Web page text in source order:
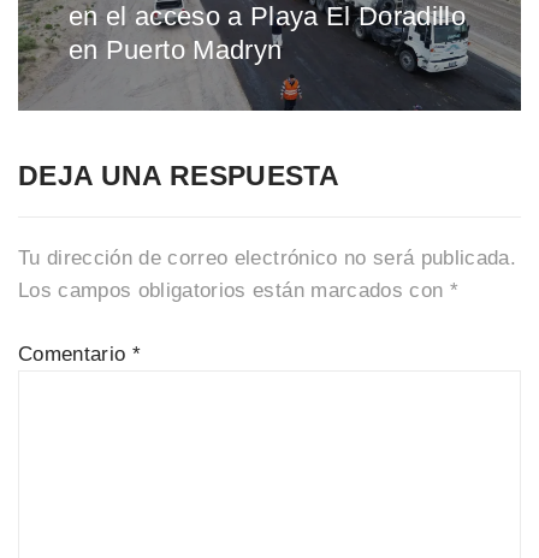
en el acceso a Playa El Doradillo
en Puerto Madryn
DEJA UNA RESPUESTA
Tu dirección de correo electrónico no será publicada.
Los campos obligatorios están marcados con *
Comentario *